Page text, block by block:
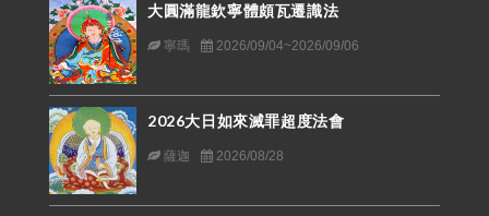
大圓滿龍欽寧體頗瓦遷識法
寧瑪 2026/09/04~2026/09/06
2026大日如來滅罪超度法會
薩迦 2026/08/28